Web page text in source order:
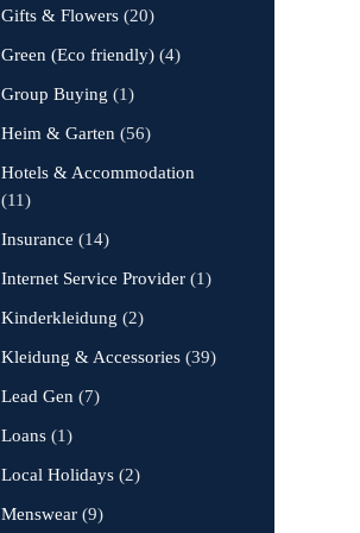
Gifts & Flowers (20)
Green (Eco friendly) (4)
Group Buying (1)
Heim & Garten (56)
Hotels & Accommodation
(11)
Insurance (14)
Internet Service Provider (1)
Kinderkleidung (2)
Kleidung & Accessories (39)
Lead Gen (7)
Loans (1)
Local Holidays (2)
Menswear (9)